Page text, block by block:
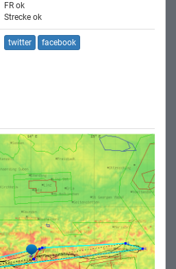
FR ok
Strecke ok
twitter facebook